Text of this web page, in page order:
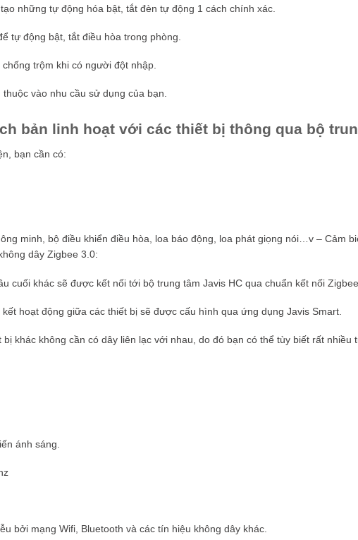
những tự động hóa bật, tắt đèn tự động 1 cách chính xác.
tự động bật, tắt điều hòa trong phòng.
trộm khi có người đột nhập.
vào nhu cầu sử dụng của bạn.
bản linh hoạt với các thiết bị thông qua bộ
bạn cần có:
minh, bộ điều khiển điều hòa, loa báo động, loa phát giọng nói…v – Cảm
dây Zigbee 3.0:
cuối khác sẽ được kết nối tới bộ trung tâm Javis HC qua chuẩn kết nối Zigbee.
hoạt động giữa các thiết bị sẽ được cấu hình qua ứng dụng Javis Smart.
khác không cần có dây liên lạc với nhau, do đó bạn có thể tùy biết rất nhiều
ánh sáng.
bởi mạng Wifi, Bluetooth và các tín hiệu không dây khác.